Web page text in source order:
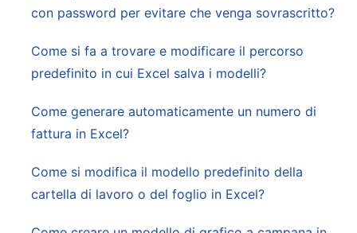
con password per evitare che venga sovrascritto?
Come si fa a trovare e modificare il percorso
predefinito in cui Excel salva i modelli?
Come generare automaticamente un numero di
fattura in Excel?
Come si modifica il modello predefinito della
cartella di lavoro o del foglio in Excel?